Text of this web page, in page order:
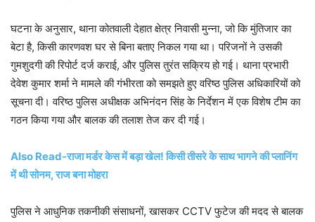
घटना के अनुसार, थाना कोतवाली देहात क्षेत्र निवासी मुन्ना, जो कि मुंतिजार का
बेटा है, किसी कारणवश घर से बिना बताए निकल गया था। परिजनों ने उसकी
गुमशुदगी की रिपोर्ट दर्ज कराई, और पुलिस तुरंत सक्रिय हो गई। थाना प्रभारी
देवेश कुमार शर्मा ने मामले की गंभीरता को समझते हुए वरिष्ठ पुलिस अधिकारियों को
सूचना दी। वरिष्ठ पुलिस अधीक्षक अभिनंदन सिंह के निर्देशन में एक विशेष टीम का
गठन किया गया और बालक की तलाश तेज कर दी गई।
Also Read-राजा मर्डर केस में बड़ा खेल! किसी तीसरे के साथ भागने की प्लानिंग
में थी सोनम, राज बना मोहरा
पुलिस ने आधुनिक तकनीकी संसाधनों, खासकर CCTV फुटेज की मदद से बालक